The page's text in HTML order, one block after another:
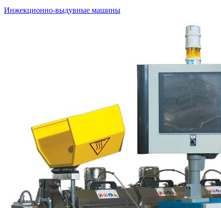
Инжекционно-выдувные машины